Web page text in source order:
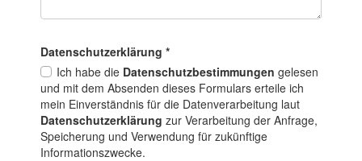
Datenschutz­erklärung *
Ich habe die Datenschutzbestimmungen gelesen
und mit dem Absenden dieses Formulars erteile ich
mein Einverständnis für die Datenverarbeitung laut
Datenschutzerklärung zur Verarbeitung der Anfrage,
Speicherung und Verwendung für zukünftige
Informationszwecke.